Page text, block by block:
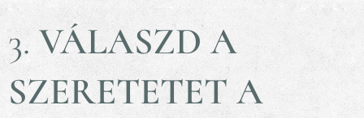
3.VÁLASZD A
SZERETETET A